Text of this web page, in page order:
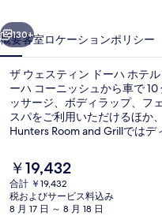
ド
ー
ハ
ホ
テ
ル
&
ス
次へ
130+
概要客室ロケーションポリシー
ザ ウェスティン ドーハ ホテ
ーハ コーニッシュから車で
ッサージ、ボディラップ、フ
スパをご利用いただけるほか
Hunters Room and Grillではデ
ル、およびプールサイドバー
は歩いてすぐ公共交通機関を
で 12 分の距離です。
現
在
の
料
￥19,432
合計 ￥19,432
税およびサービス料込み
8 月 17 日 ～ 8 月 18 日